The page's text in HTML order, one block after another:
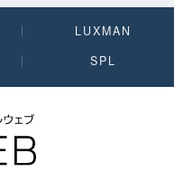
LUXMAN
SPL